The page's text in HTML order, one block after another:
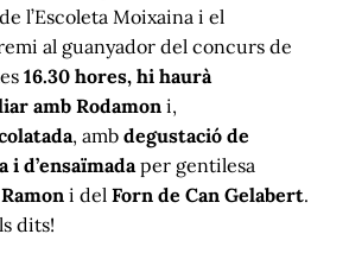
l’Escoleta Moixaina i el
al guanyador del concurs de
16.30 hores, hi haurà
amb Rodamon i,
, amb degustació de
i d’ensaïmada per gentilesa
Ramon i del Forn de Can Gelabert.
dits!